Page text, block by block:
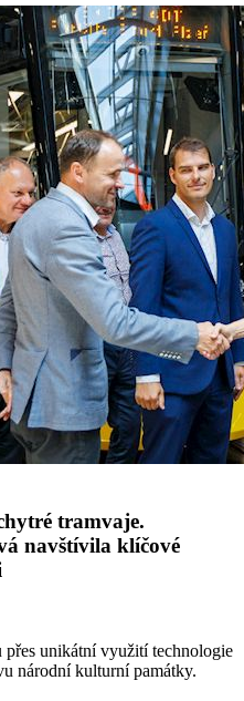
tramvaje.
navštívila klíčové
unikátní využití technologie
národní kulturní památky.